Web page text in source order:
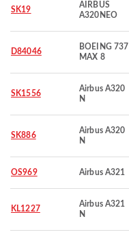
SK19
AIRBUS
A320NEO
D84046
BOEING 737
MAX 8
SK1556
Airbus A320
N
SK886
Airbus A320
N
OS969 Airbus A321
KL1227
Airbus A321
N